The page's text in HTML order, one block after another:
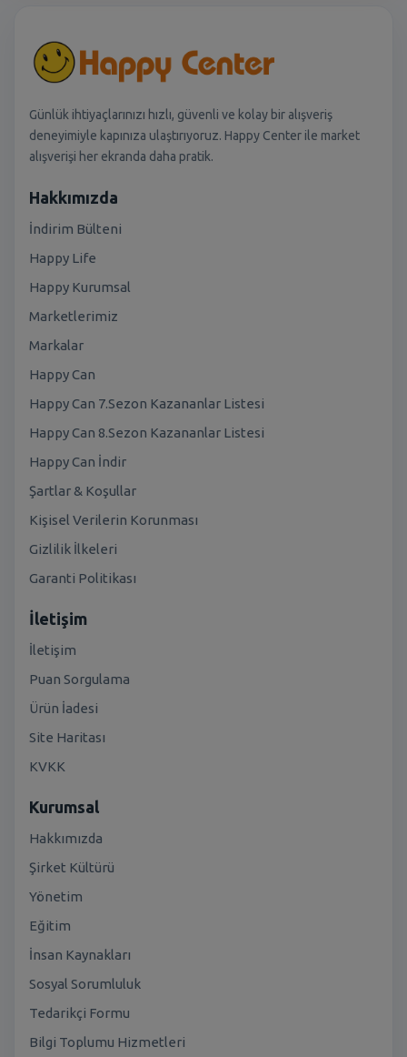
Günlük ihtiyaçlarınızı hızlı, güvenli ve kolay bir alışveriş
deneyimiyle kapınıza ulaştırıyoruz. Happy Center ile market
alışverişi her ekranda daha pratik.
Hakkımızda
İndirim Bülteni
Happy Life
Happy Kurumsal
Marketlerimiz
Markalar
Happy Can
Happy Can 7.Sezon Kazananlar Listesi
Happy Can 8.Sezon Kazananlar Listesi
Happy Can İndir
Şartlar & Koşullar
Kişisel Verilerin Korunması
Gizlilik İlkeleri
Garanti Politikası
İletişim
İletişim
Puan Sorgulama
Ürün İadesi
Site Haritası
KVKK
Kurumsal
Hakkımızda
Şirket Kültürü
Yönetim
Eğitim
İnsan Kaynakları
Sosyal Sorumluluk
Tedarikçi Formu
Bilgi Toplumu Hizmetleri